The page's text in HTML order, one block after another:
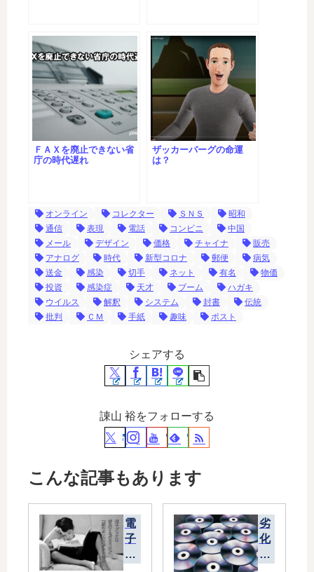
ＦＡＸを廃止できない省
庁の時代遅れ
ザッカーバーグの命運
は？
オンライン コレクター ＳＮＳ
昭和
通信
表現 電話 コンビニ
中国
メール
デザイン 価格 チャイナ
販売
アナログ
時代 新型コロナ 郵便
病気
送金
感染 切手 ネット 有名
物価
投資
感染症 天才 ブーム
ハガキ
ウイルス
解釈 システム 封書
伝統
批判
ＣＭ 手紙 趣味 ポスト
シェアする
諌山 裕をフォローする
こんな記事もあります
電
子
ブ
劣
化
し